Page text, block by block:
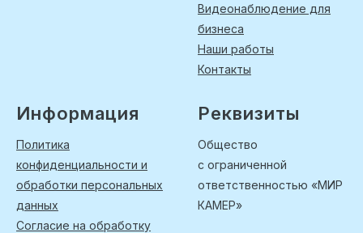
Видеонаблюдение для
бизнеса
Наши работы
Контакты
Информация
Политика
конфиденциальности и
обработки персональных
данных
Согласие на обработку
Реквизиты
Общество
с ограниченной
ответственностью «МИР
КАМЕР»